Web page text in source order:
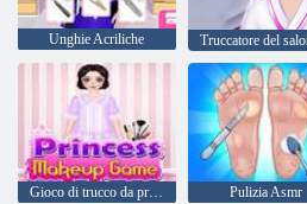
Unghie Acriliche
Pulizia Asmr